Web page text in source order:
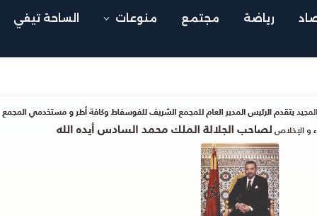
رياضة مجتمع منوعات الساحة تيفي